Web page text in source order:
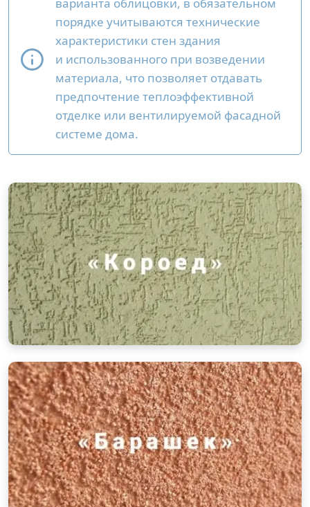
порядке учитываются технические
характеристики стен здания
и использованного при возведении
материала, что позволяет отдавать
предпочтение теплоэффективной
отделке или вентилируемой фасадной
системе дома.